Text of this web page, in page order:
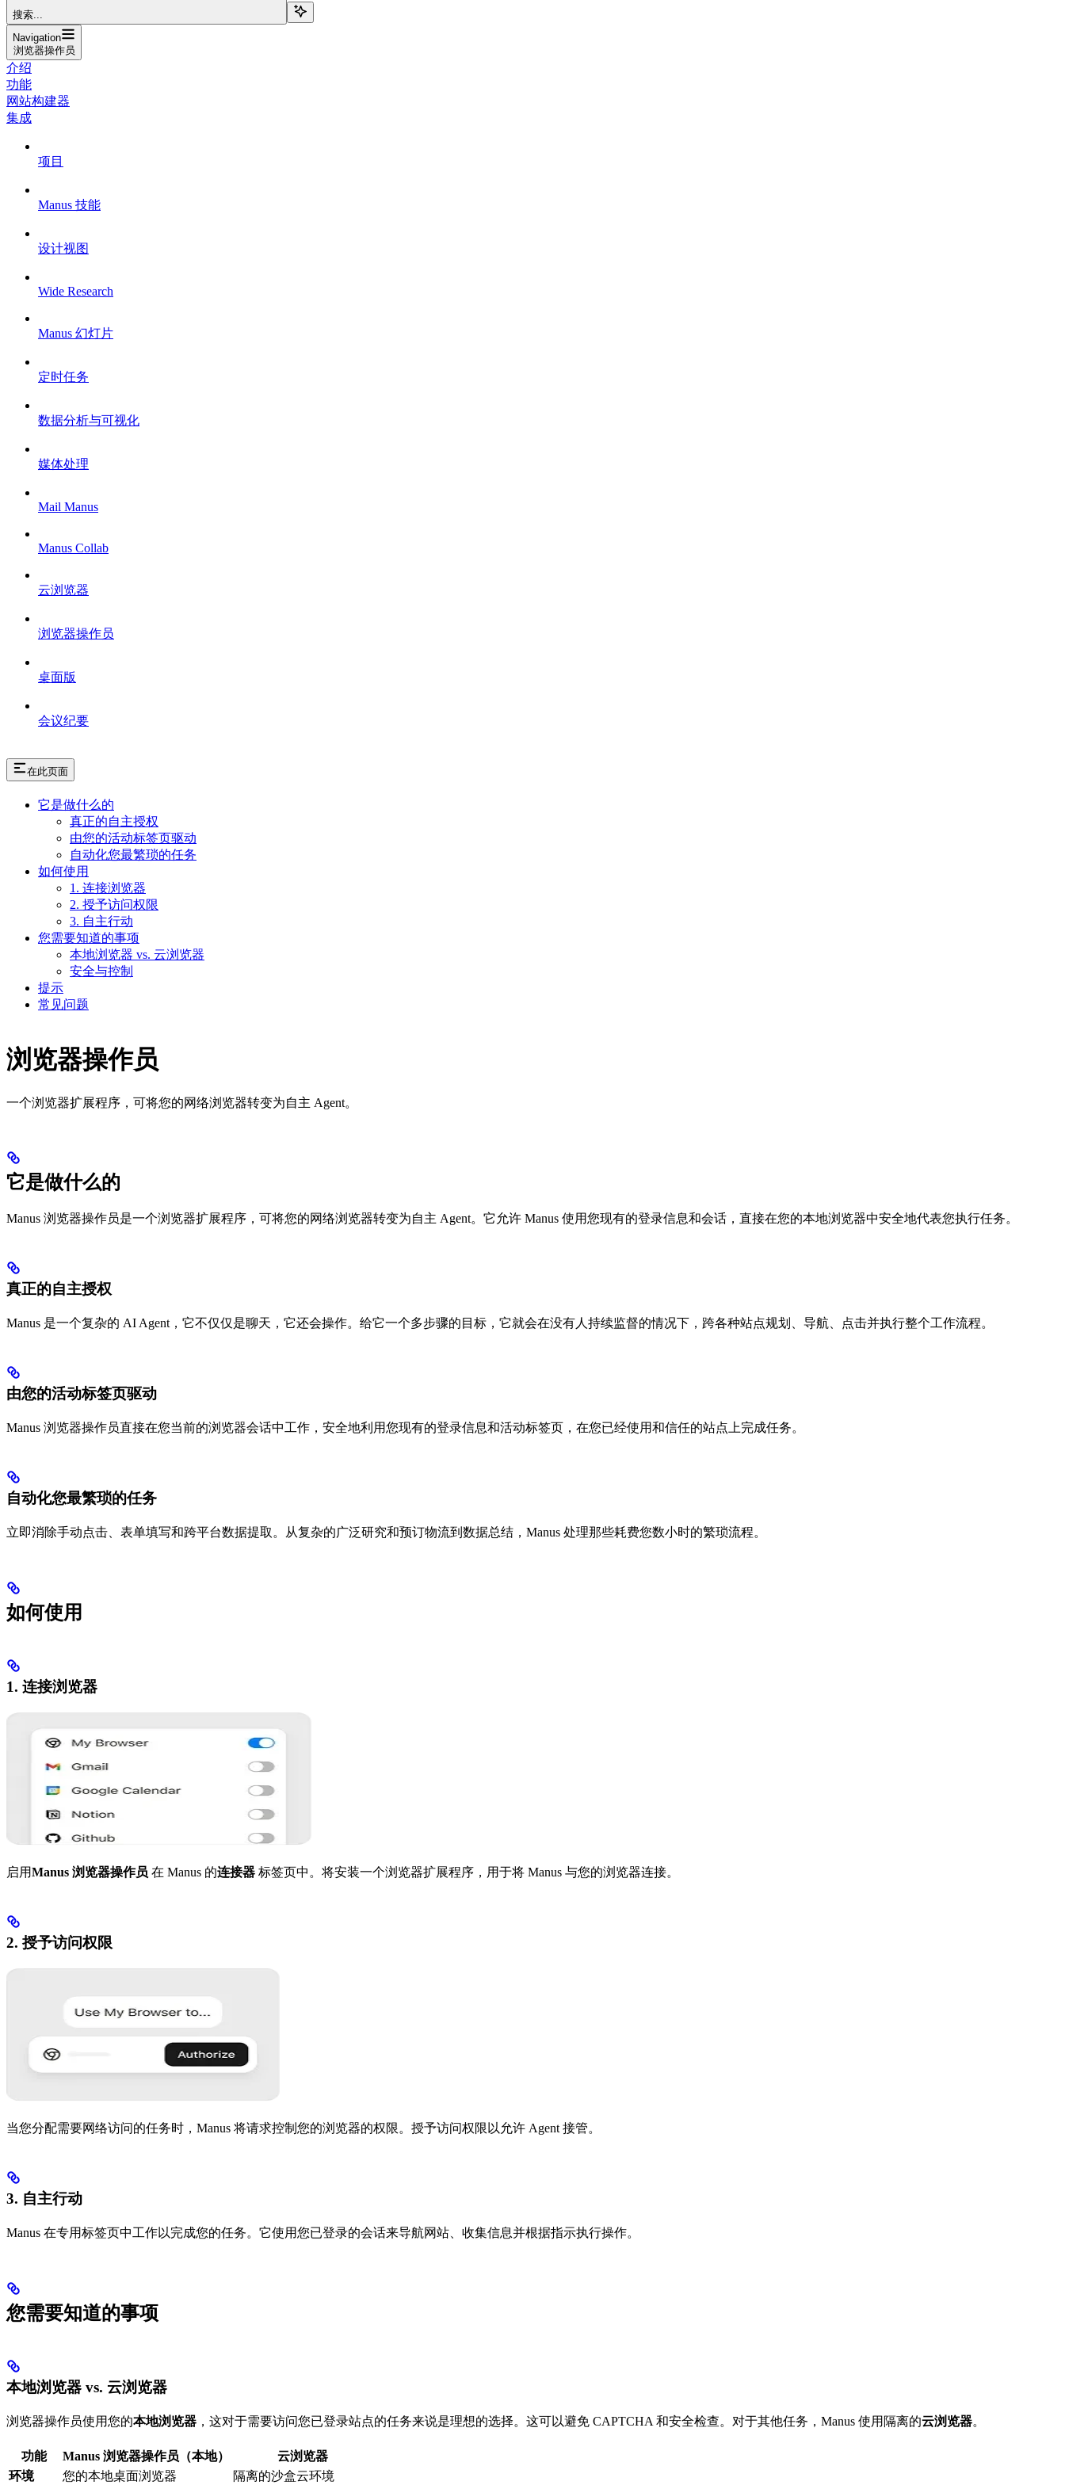
搜索...
Navigation
浏览器操作员
介绍
功能
网站构建器
集成
项目
Manus 技能
设计视图
Wide Research
Manus 幻灯片
定时任务
数据分析与可视化
媒体处理
Mail Manus
Manus Collab
云浏览器
浏览器操作员
桌面版
会议纪要
在此页面
它是做什么的
真正的自主授权
由您的活动标签页驱动
自动化您最繁琐的任务
如何使用
1. 连接浏览器
2. 授予访问权限
3. 自主行动
您需要知道的事项
本地浏览器 vs. 云浏览器
安全与控制
提示
常见问题
浏览器操作员
一个浏览器扩展程序，可将您的网络浏览器转变为自主 Agent。
它是做什么的
Manus 浏览器操作员是一个浏览器扩展程序，可将您的网络浏览器转变为自主 Agent。它允许 Manus 使用您现有的登录信息和会话，直接在您的本地浏览器中安全地代表您执行任务。
真正的自主授权
Manus 是一个复杂的 AI Agent，它不仅仅是聊天，它还会操作。给它一个多步骤的目标，它就会在没有人持续监督的情况下，跨各种站点规划、导航、点击并执行整个工作流程。
由您的活动标签页驱动
Manus 浏览器操作员直接在您当前的浏览器会话中工作，安全地利用您现有的登录信息和活动标签页，在您已经使用和信任的站点上完成任务。
自动化您最繁琐的任务
立即消除手动点击、表单填写和跨平台数据提取。从复杂的广泛研究和预订物流到数据总结，Manus 处理那些耗费您数小时的繁琐流程。
如何使用
1. 连接浏览器
启用Manus 浏览器操作员 在 Manus 的连接器 标签页中。将安装一个浏览器扩展程序，用于将 Manus 与您的浏览器连接。
2. 授予访问权限
当您分配需要网络访问的任务时，Manus 将请求控制您的浏览器的权限。授予访问权限以允许 Agent 接管。
3. 自主行动
Manus 在专用标签页中工作以完成您的任务。它使用您已登录的会话来导航网站、收集信息并根据指示执行操作。
您需要知道的事项
本地浏览器 vs. 云浏览器
浏览器操作员使用您的本地浏览器 ，这对于需要访问您已登录站点的任务来说是理想的选择。这可以避免 CAPTCHA 和安全检查。对于其他任务，Manus 使用隔离的云浏览器。
功能 Manus 浏览器操作员（本地）
云浏览器
环境
您的本地桌面浏览器 隔离的沙盒云环境